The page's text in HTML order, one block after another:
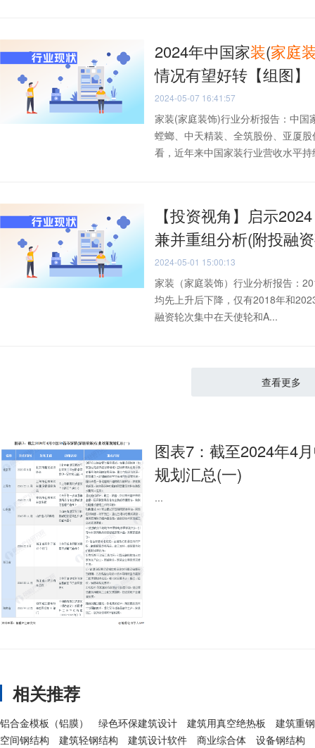
2024年中国家装(家庭
情况有望好转【组图】
2024-05-07 16:41:57
家装(家庭装饰)行业分析报告：中
螳螂、中天精装、全筑股份、亚厦
看，近年来中国家装行业营收水平
【投资视角】启示
兼并重组分析(附投融
2024-05-01 15:00:13
家装（家庭装饰）行业分析报告：
均先上升后下降，仅有2018年和
融资轮次集中在天使轮和A...
查看更多
图表7：截至2024年4
规划汇总(一)
...
相关推荐
铝合金模板（铝膜） 绿色环保建筑设计 建筑用真空绝热板
建筑重
空间钢结构
建筑轻钢结构 建筑设计软件 商业综合体
设备钢结构